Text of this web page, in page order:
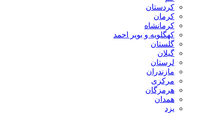
کردستان
کرمان
کرمانشاه
کهگلویه و بویر احمد
گلستان
گیلان
لرستان
مازندران
مرکزی
هرمزگان
همدان
یزد